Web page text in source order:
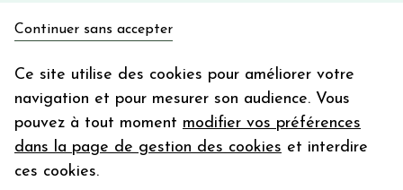
Continuer sans accepter
Ce site utilise des cookies pour améliorer votre
navigation et pour mesurer son audience. Vous
pouvez à tout moment modifier vos préférences
dans la page de gestion des cookies et interdire
ces cookies.
en bon d'achat
Votre
email
En m’abonnant, j’accepte de recevoir la newsletter de la